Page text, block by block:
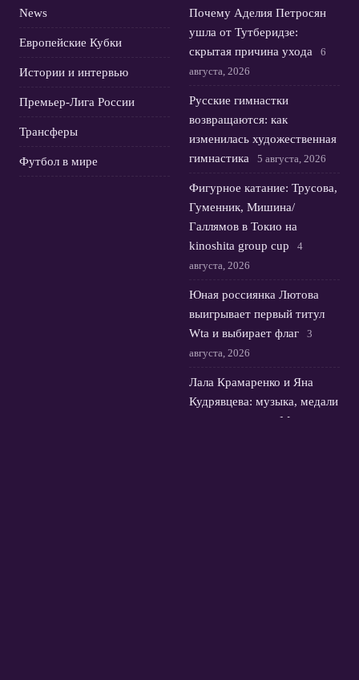
News
Европейские Кубки
Истории и интервью
Премьер-Лига России
Трансферы
Футбол в мире
Почему Аделия Петросян
ушла от Тутберидзе:
скрытая причина ухода
6
августа, 2026
Русские гимнастки
возвращаются: как
изменилась художественная
гимнастика
5 августа, 2026
Фигурное катание: Трусова,
Гуменник, Мишина/
Галлямов в Токио на
kinoshita group cup
4
августа, 2026
Юная россиянка Лютова
выигрывает первый титул
Wta и выбирает флаг
3
августа, 2026
Лала Крамаренко и Яна
Кудрявцева: музыка, медали
и мастер-класс в Москве